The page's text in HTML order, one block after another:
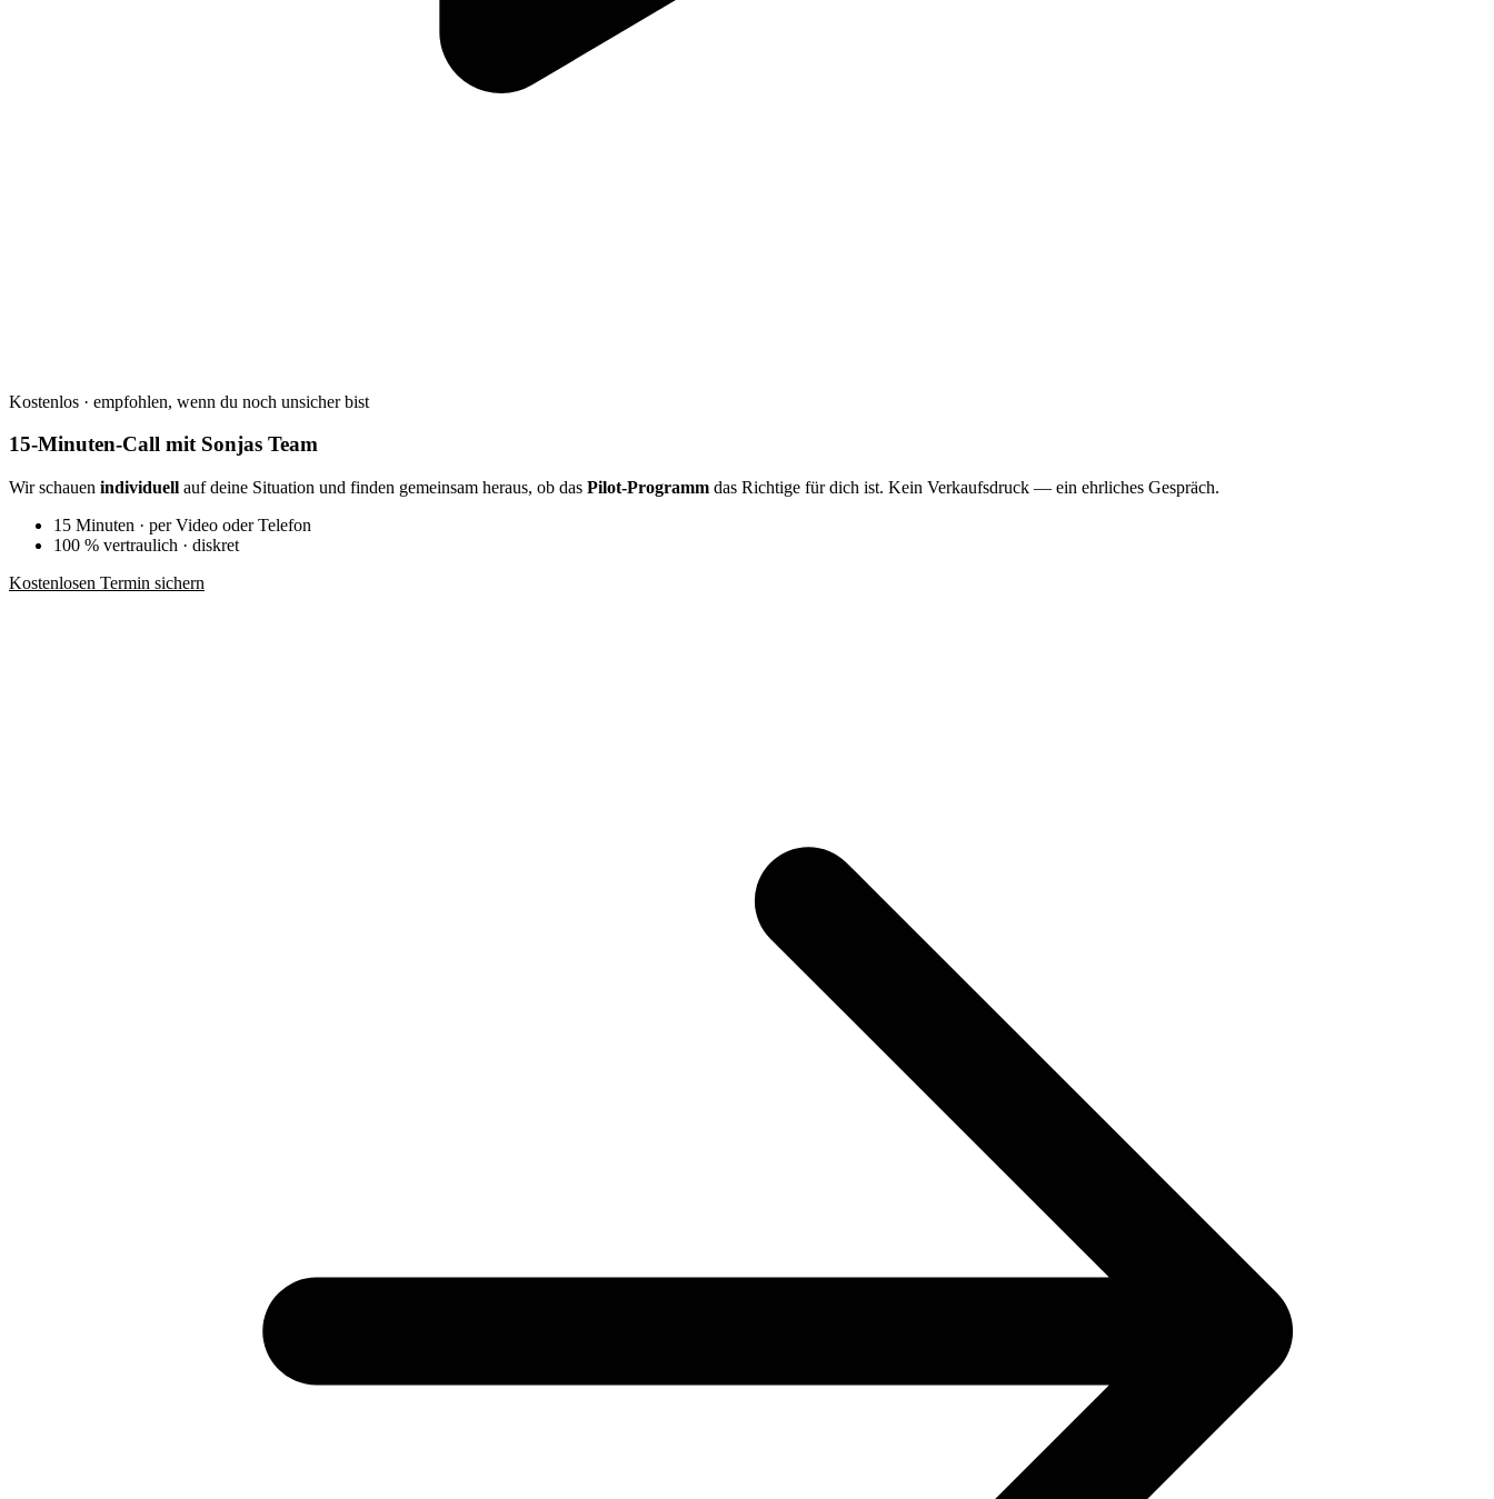
Kostenlos · empfohlen, wenn du noch unsicher bist
15-Minuten-Call mit Sonjas Team
Wir schauen individuell auf deine Situation und finden gemeinsam heraus, ob das Pilot-Programm das Richtige für dich ist. Kein Verkaufsdruck — ein ehrliches Gespräch.
15 Minuten · per Video oder Telefon
100 % vertraulich · diskret
Kostenlosen Termin sichern